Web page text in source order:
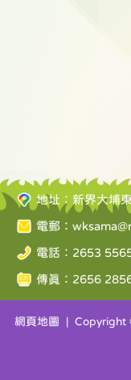
地址：新界大埔
電郵：
電話：2653
傳真：2656
網頁地圖 | Copyright